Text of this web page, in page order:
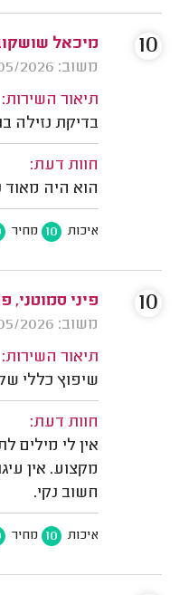
מיכאל
משוב: 25/05/2026
תיאור השירות:
בדיקת נזילה
חוות דעת:
הוא היה
איכות 10 מחיר
10
פיני סמוטני,
משוב: 17/05/2026
תיאור השירות:
שיפוץ כללי
חוות דעת:
אין לי מילים
מקצוע. אין
חשוב נקי.
איכות 10 מחיר
10